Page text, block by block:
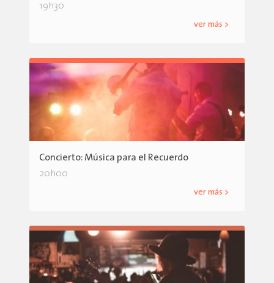
19h30
ver más >
Concierto: Música para el Recuerdo
20h00
ver más >